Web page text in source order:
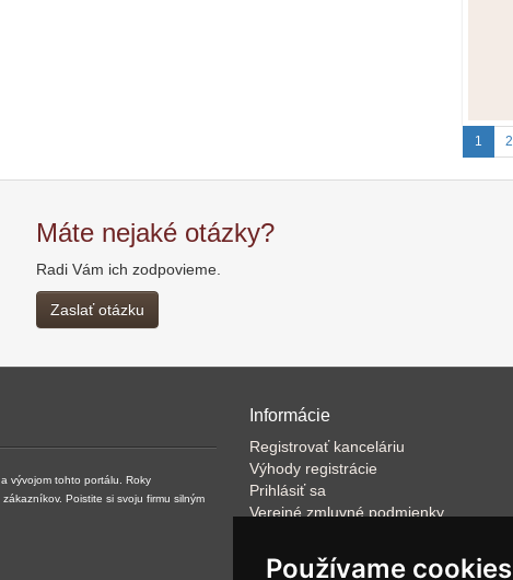
Používame cookies
1 2
Máte nejaké otázky?
Radi Vám ich zodpovieme.
Zaslať otázku
vývojom tohto portálu. Roky
Poistite si svoju firmu silným
Informácie
Registrovať kanceláriu
Výhody registrácie
Prihlásiť sa
Verejné zmluvné podmienky
VOP